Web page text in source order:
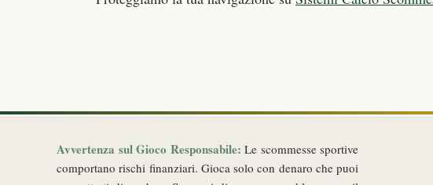
Avvertenza sul Gioco Responsabile: Le scommesse sportive
comportano rischi finanziari. Gioca solo con denaro che puoi